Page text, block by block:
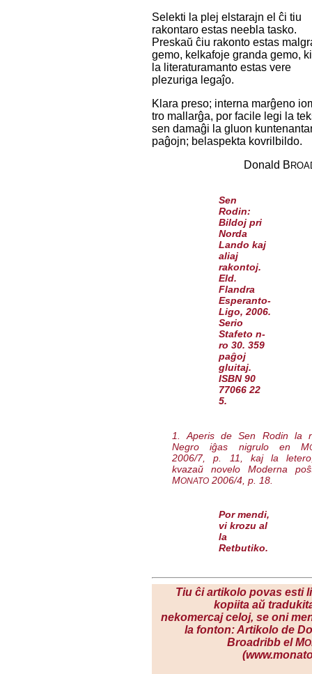
Selekti la plej elstarajn el ĉi tiu
rakontaro estas neebla tasko.
Preskaŭ ĉiu rakonto estas
gemo, kelkafoje granda gemo,
la literaturamanto estas vere
plezuriga legaĵo.
Klara preso; interna marĝeno
tro mallarĝa, por facile legi la
sen damaĝi la gluon
paĝojn; belaspekta kovrilbildo.
Donald B
Sen
Rodin:
Bildoj pri
Norda
Lando kaj
aliaj
rakontoj.
Eld.
Flandra
Esperanto-
Ligo, 2006.
Serio
Stafeto n-
ro 30. 359
paĝoj
gluitaj.
ISBN 90
77066 22
5.
1. Aperis de Sen Rodin la
Negro iĝas nigruloen M
2006/7, p. 11, kaj la
kvazaŭ novelo Moderna
MONATO 2006/4, p. 18.
Por mendi,
vi krozu al
la
Retbutiko.
Tiu ĉi artikolo povas esti
kopiita aŭ
nekomercaj celoj, se oni
la fonton: Artikolo de
Broadribb el M